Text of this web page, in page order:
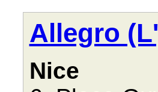
Allegro
Nice